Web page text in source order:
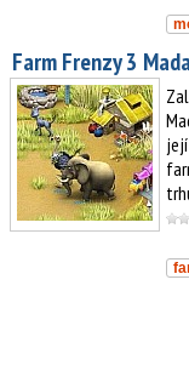
Farm Frenzy 3